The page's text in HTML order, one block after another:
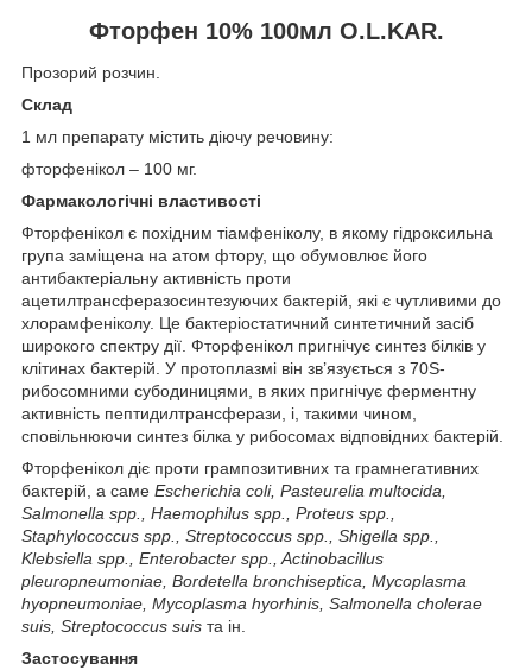
Фторфен 10% 100мл O.L.KAR.
Прозорий розчин.
Склад
1 мл препарату містить діючу речовину:
фторфенікол – 100 мг.
Фармакологічні властивості
Фторфенікол є похідним тіамфеніколу, в якому гідроксильна
група заміщена на атом фтору, що обумовлює його
антибактеріальну активність проти
ацетилтрансферазосинтезуючих бактерій, які є чутливими до
хлорамфеніколу. Це бакте­ріостатичний синтетичний засіб
широкого спектру дії. Фторфенікол пригнічує синтез білків у
клітинах бактерій. У протоплазмі він зв’язується з 70S-
рибосомними субодиницями, в яких приг­нічує ферментну
активність пептидилтрансферази, і, такими чином,
сповільнюючи синтез білка у рибосомах відповідних бактерій.
Фторфенікол діє проти грампозитивних та грамнегативних
бактерій, а саме Escherichia coli, Pasteurelia multocida,
Salmonella spp., Haemo­philus spp., Proteus spp.,
Staphylococcus spp., Streptococcus spp., Shigella spp.,
Klebsiella spp., Enterobacter spp., Actinobacillus
pleuropneumoniae, Bordetella bronchiseptica, Mycoplasma
hyopneumoniae, Mycoplasma hyorhinis, Salmonella cholerae
suis, Streptococcus suis та ін.
Застосування